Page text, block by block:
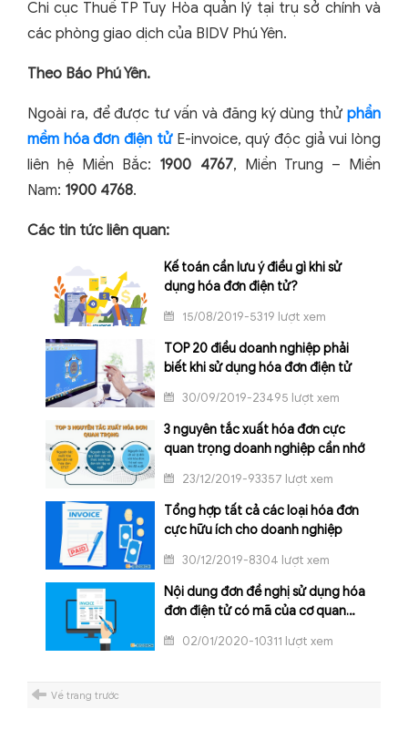
Chi cục Thuế TP Tuy Hòa quản lý tại trụ sở chính và
các phòng giao dịch của BIDV Phú Yên.
Theo Báo Phú Yên.
Ngoài ra, để được tư vấn và đăng ký dùng thử phần
mềm hóa đơn điện tửE-invoice, quý độc giả vui lòng
liên hệ Miền Bắc: 1900 4767, Miền Trung – Miền
Nam: 1900 4768.
Các tin tức liên quan:
Kế toán cần lưu ý điều gì khi sử
dụng hóa đơn điện tử?
15/08/2019-5319 lượt xem
TOP 20 điều doanh nghiệp phải
biết khi sử dụng hóa đơn điện tử
30/09/2019-23495 lượt xem
3 nguyên tắc xuất hóa đơn cực
quan trọng doanh nghiệp cần nhớ
23/12/2019-93357 lượt xem
Tổng hợp tất cả các loại hóa đơn
cực hữu ích cho doanh nghiệp
30/12/2019-8304 lượt xem
Nội dung đơn đề nghị sử dụng hóa
đơn điện tử có mã của cơ quan
02/01/2020-10311 lượt xem
Về trang trước